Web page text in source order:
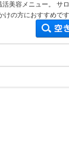
美容メニュー。 サ
の方におすすめです